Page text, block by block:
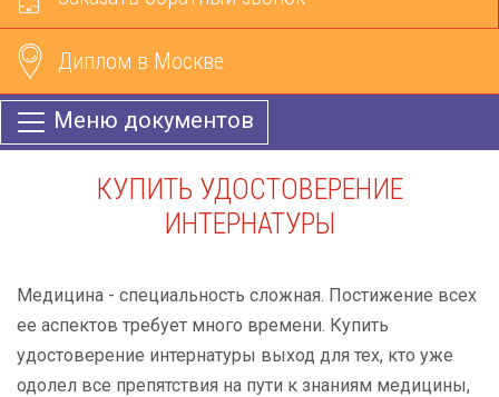
Диплом в Москве
Меню документов
КУПИТЬ УДОСТОВЕРЕНИЕ
ИНТЕРНАТУРЫ
Медицина - специальность сложная. Постижение всех
ее аспектов требует много времени. Купить
удостоверение интернатуры выход для тех, кто уже
одолел все препятствия на пути к знаниям медицины,